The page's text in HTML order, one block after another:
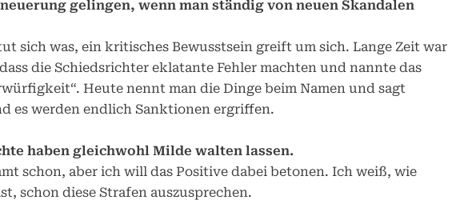
gelingen, wenn man ständig von neuen Skandalen
sich was, ein kritisches Bewusstsein greift um sich. Lange Zeit war
die Schiedsrichter eklatante Fehler machten und nannte das
Heute nennt man die Dinge beim Namen und sagt
es werden endlich Sanktionen ergriffen.
haben gleichwohl Milde walten lassen.
schon, aber ich will das Positive dabei betonen. Ich weiß, wie
schon diese Strafen auszusprechen.